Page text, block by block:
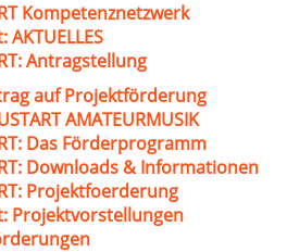
Kompetenznetzwerk
Antragstellung
auf Projektförderung
AMATEURMUSIK
Das Förderprogramm
Downloads & Informationen
Projektfoerderung
Projektvorstellungen